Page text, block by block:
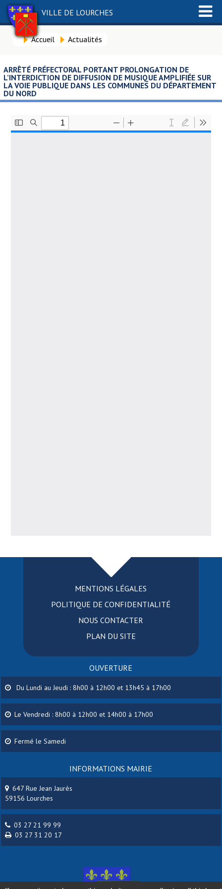
VILLE DE LOURCHES
Accueil Actualités
ARRÊTÉ PRÉFECTORAL PORTANT PROLONGATION DE
L’INTERDICTION DE DIFFUSION DE MUSIQUE AMPLIFIÉE SUR
LA VOIE PUBLIQUE DANS LES COMMUNES DU DÉPARTEMENT
DU NORD
MENTIONS LÉGALES
POLITIQUE DE CONFIDENTIALITÉ
NOUS CONTACTER
PLAN DU SITE
OUVERTURE
Du Lundi au Jeudi : 8h00 à 12h00 et 13h45 à 17h00
Le Vendredi : 8h00 à 12h00 et 14h00 à 17h00
Fermé le Samedi
INFORMATIONS MAIRIE
647 Rue Jean Jaurès
59156 Lourches
03 27 21 99 99
03 27 31 20 17